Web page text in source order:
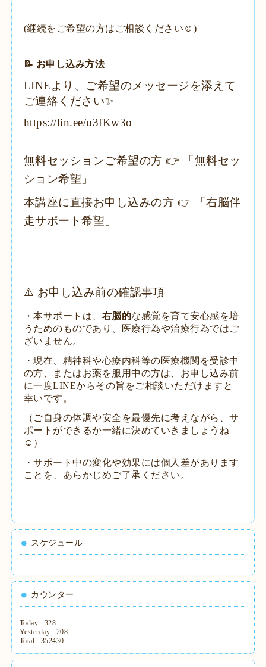
​(継続をご希望の方はご相談ください☺️)
​📝 お申し込み方法
​LINEより、ご希望のメッセージを添えて
ご連絡ください✨
https://lin.ee/u3fKw3o
​無料セッションご希望の方 👉 「無料セッ
ション希望」
​本講座に直接お申し込みの方 👉 「右脳伴
走サポート希望」
​⚠️ お申し込み前の確認事項
・本サポートは、 右脳的な感覚を育て安心感を培
うためのものであり、医療行為や治療行為ではご
ざいません。
​・現在、精神科や心療内科等の医療機関を受診中
の方、またはお薬を服用中の方は、お申し込み前
に一度LINEからその旨をご相談いただけますと
幸いです。
（ご自身の体調や安全を最優先に考えながら、サ
ポートができるか一緒に決めていきましょうね
☺️）
​・サポート中の変化や効果には個人差があります
ことを、あらかじめご了承ください。
スケジュール
カウンター
Today : 328
Yesterday : 208
Total : 352430